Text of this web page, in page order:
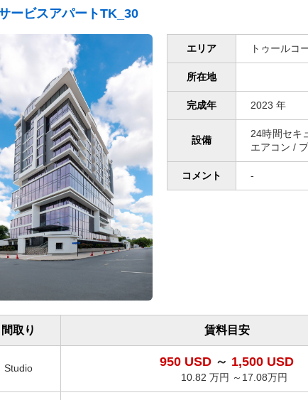
ービスアパートTK_30
エリア トゥールコ
所在地
完成年 2023 年
設備
24時間セキ
エアコン /
コメント -
間取り 賃料目安
Studio 950 USD ～ 1,500 USD
10.82 万円 ～17.08万円